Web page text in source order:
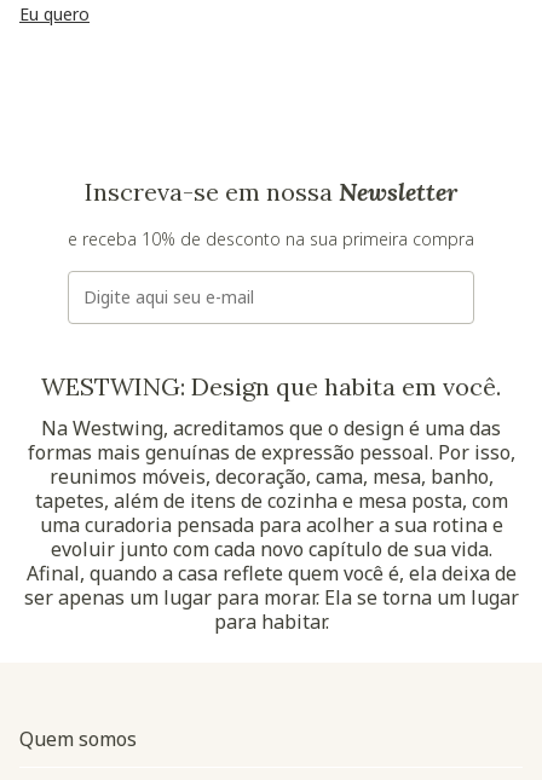
Eu quero
Inscreva-se em nossa Newsletter
e receba 10% de desconto na sua primeira compra
E-mail
WESTWING: Design que habita em você.
Na Westwing, acreditamos que o design é uma das
formas mais genuínas de expressão pessoal. Por isso,
reunimos móveis, decoração, cama, mesa, banho,
tapetes, além de itens de cozinha e mesa posta, com
uma curadoria pensada para acolher a sua rotina e
evoluir junto com cada novo capítulo de sua vida.
Afinal, quando a casa reflete quem você é, ela deixa de
ser apenas um lugar para morar. Ela se torna um lugar
para habitar.
Quem somos